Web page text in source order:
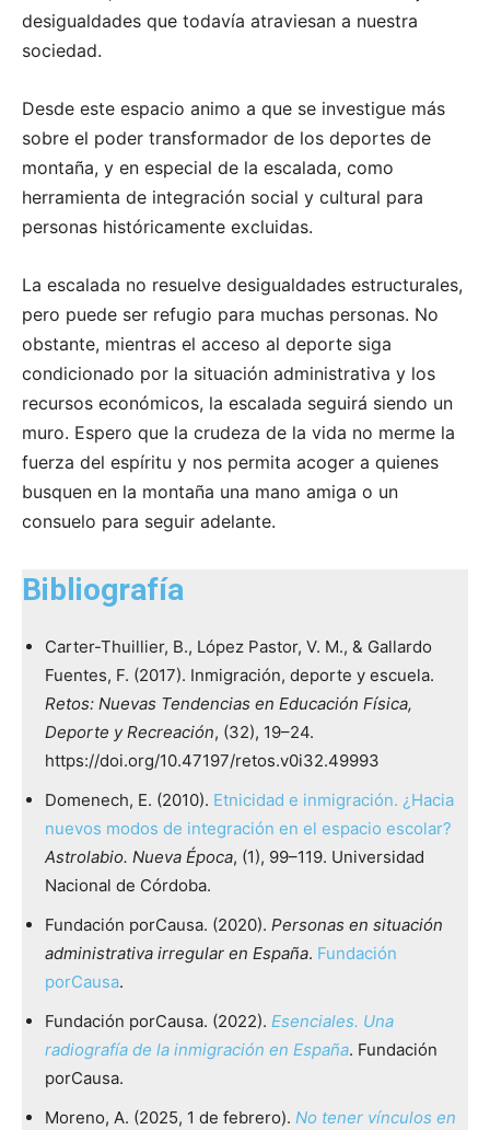
desigualdades que todavía atraviesan a nuestra
sociedad.
Desde este espacio animo a que se investigue más
sobre el poder transformador de los deportes de
montaña, y en especial de la escalada, como
herramienta de integración social y cultural para
personas históricamente excluidas.
La escalada no resuelve desigualdades estructurales,
pero puede ser refugio para muchas personas. No
obstante, mientras el acceso al deporte siga
condicionado por la situación administrativa y los
recursos económicos, la escalada seguirá siendo un
muro. Espero que la crudeza de la vida no merme la
fuerza del espíritu y nos permita acoger a quienes
busquen en la montaña una mano amiga o un
consuelo para seguir adelante.
Bibliografía
Carter-Thuillier, B., López Pastor, V. M., & Gallardo
Fuentes, F. (2017). Inmigración, deporte y escuela.
Retos: Nuevas Tendencias en Educación Física,
Deporte y Recreación, (32), 19–24.
https://doi.org/10.47197/retos.v0i32.49993
Domenech, E. (2010). Etnicidad e inmigración. ¿Hacia
nuevos modos de integración en el espacio escolar?
Astrolabio. Nueva Época, (1), 99–119. Universidad
Nacional de Córdoba.
Fundación porCausa. (2020). Personas en situación
administrativa irregular en España. Fundación
porCausa.
Fundación porCausa. (2022). Esenciales. Una
radiografía de la inmigración en España. Fundación
porCausa.
Moreno, A. (2025, 1 de febrero). No tener vínculos en